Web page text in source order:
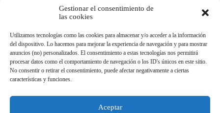
Gestionar el consentimiento de
las cookies
Utilizamos tecnologías como las cookies para almacenar y/o acceder a la información
del dispositivo. Lo hacemos para mejorar la experiencia de navegación y para mostrar
anuncios (no) personalizados. El consentimiento a estas tecnologías nos permitirá
procesar datos como el comportamiento de navegación o los ID's únicos en este sitio.
No consentir o retirar el consentimiento, puede afectar negativamente a ciertas
características y funciones.
Aceptar
Publicar el comentario